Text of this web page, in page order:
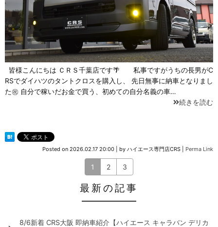
皆様こんにちは ＣＲＳ千葉店です🌴 私事ですがうちの長男がC
RSでダイハツのタントクロスを購入し、 先日無事に納車となりまし
た㊗ 自分で稼いだお金で買う、初めての自分名義の車…
続きを読む
Posted on 2026.02.17 20:00 by ハイエース専門店CRS Perma Link
1 2 3
最新の記事
8/6新着 CRS大阪 即納車紹介【ハイエース キャラバン デリカ